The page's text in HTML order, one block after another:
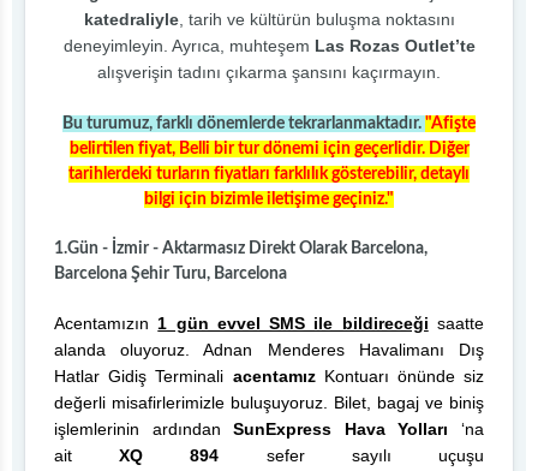
katedraliyle, tarih ve kültürün buluşma noktasını
deneyimleyin. Ayrıca, muhteşem Las Rozas Outlet’te
alışverişin tadını çıkarma şansını kaçırmayın.
Bu turumuz, farklı dönemlerde tekrarlanmaktadır. "Afişte
belirtilen fiyat, Belli bir tur dönemi için geçerlidir. Diğer
tarihlerdeki turların fiyatları farklılık gösterebilir, detaylı
bilgi için bizimle iletişime geçiniz."
1.Gün - İzmir - Aktarmasız Direkt Olarak Barcelona,
Barcelona Şehir Turu, Barcelona
Acentamızın 1 gün evvel SMS ile bildireceği saatte
alanda oluyoruz. Adnan Menderes Havalimanı Dış
Hatlar Gidiş Terminali acentamızKontuarı önünde siz
değerli misafirlerimizle buluşuyoruz. Bilet, bagaj ve biniş
işlemlerinin ardındanSunExpress Hava Yolları ‘na
ait XQ 894 sefer sayılı uçuşu